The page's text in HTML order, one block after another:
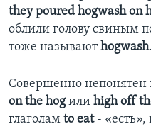
they poured hogwash on
облили голову свиным
тоже называютhogwash.
Совершенно
on the hogили high off
глаголам to eat- «есть»,